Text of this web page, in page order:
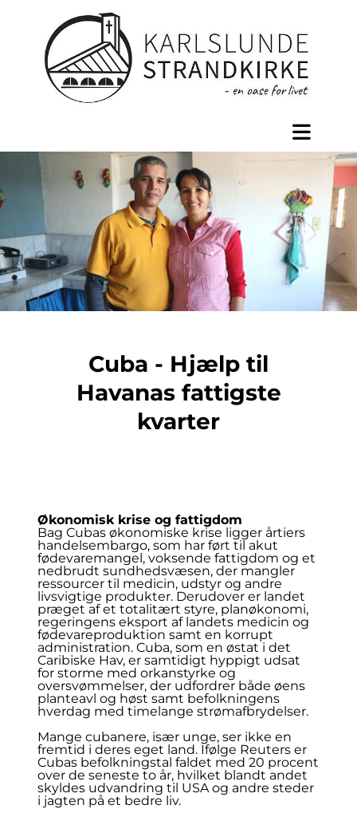
Cuba - Hjælp til
Havanas fattigste
kvarter
Økonomisk krise og fattigdom
Bag Cubas økonomiske krise ligger årtiers
handelsembargo, som har ført til akut
fødevaremangel, voksende fattigdom og et
nedbrudt sundhedsvæsen, der mangler
ressourcer til medicin, udstyr og andre
livsvigtige produkter. Derudover er landet
præget af et totalitært styre, planøkonomi,
regeringens eksport af landets medicin og
fødevareproduktion samt en korrupt
administration. Cuba, som en østat i det
Caribiske Hav, er samtidigt hyppigt udsat
for storme med orkanstyrke og
oversvømmelser, der udfordrer både øens
planteavl og høst samt befolkningens
hverdag med timelange strømafbrydelser.
Mange cubanere, især unge, ser ikke en
fremtid i deres eget land. Ifølge Reuters er
Cubas befolkningstal faldet med 20 procent
over de seneste to år, hvilket blandt andet
skyldes udvandring til USA og andre steder
i jagten på et bedre liv.